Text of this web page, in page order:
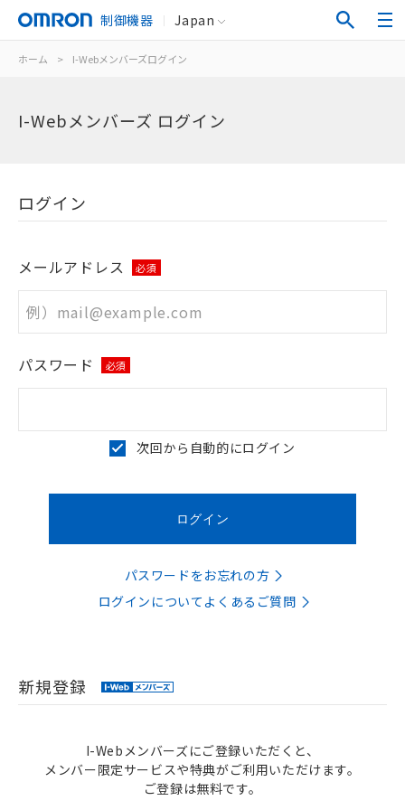
制御機器 Japan
ホーム > I-Webメンバーズログイン
I-Webメンバーズ ログイン
ログイン
メールアドレス 必須
パスワード 必須
次回から自動的にログイン
パスワードをお忘れの方
ログインについてよくあるご質問
新規登録
I-Webメンバーズにご登録いただくと、
メンバー限定サービスや特典がご利用いただけます。
ご登録は無料です。